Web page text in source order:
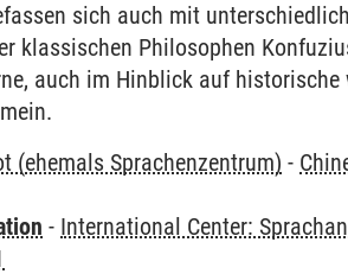
sich auch mit
klassischen Philosophen
auch im Hinblick auf historische
(ehemals Sprachenzentrum) -
- International Center: